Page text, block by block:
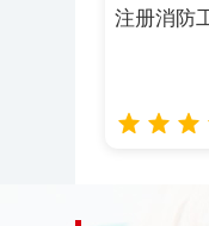
注册消防